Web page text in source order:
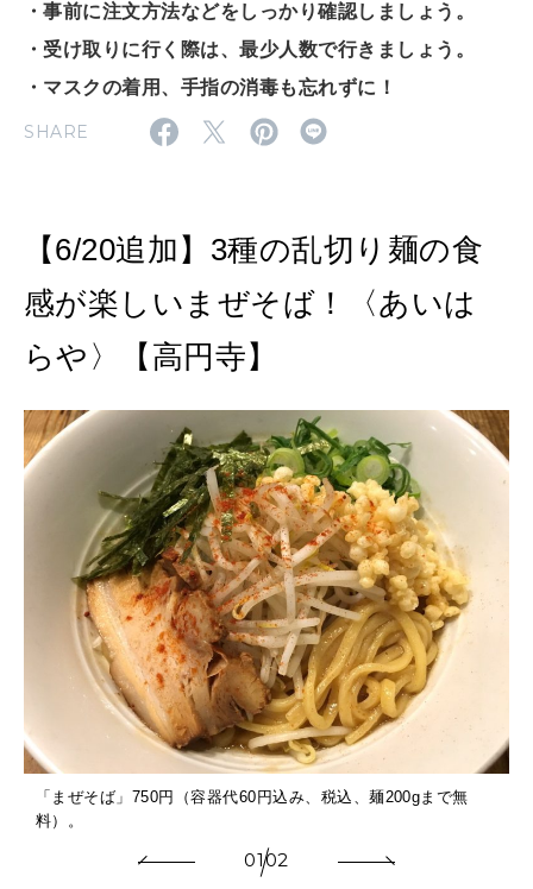
2026年9月号「北海道 おいしく遊ぶ、夏のご褒美旅。」
2026年7月号「鎌倉 ローカルが 教えてくれた 本当の歩き方。」
2026年5月号「“大好き”に出会いに。韓国」
2026年4月号「未来をつくる、学びの教科書。」
2026年3月号「スイーツ予想図 2026」
2026年2月号「良運を掴む 新・開運術。」
2026年1月号「猫がいれば、幸せ」
2025年12月号「お酒の新常識。」
MAGAZINE
・事前に注文方法などをしっかり確認しましょう。
・受け取りに行く際は、最少人数で行きましょう。
・マスクの着用、手指の消毒も忘れずに！
SHARE
【6/20追加】3種の乱切り麺の食
感が楽しいまぜそば！〈あいは
らや〉【高円寺】
「まぜそば」750円（容器代60円込み、税込、麺200gまで無
料）。
0102